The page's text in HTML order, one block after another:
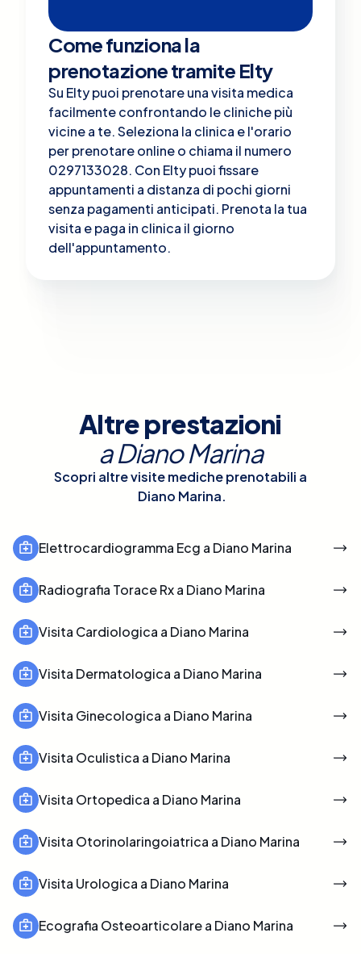
Come funziona la
prenotazione tramite Elty
Su Elty puoi prenotare una visita medica
facilmente confrontando le cliniche più
vicine a te. Seleziona la clinica e l'orario
per prenotare online o chiama il numero
0297133028. Con Elty puoi fissare
appuntamenti a distanza di pochi giorni
senza pagamenti anticipati. Prenota la tua
visita e paga in clinica il giorno
dell'appuntamento.
Altre prestazioni
aDiano Marina
Scopri altre visite mediche prenotabili a
Diano Marina.
Elettrocardiogramma Ecg a Diano Marina
Radiografia Torace Rx a Diano Marina
Visita Cardiologica a Diano Marina
Visita Dermatologica a Diano Marina
Visita Ginecologica a Diano Marina
Visita Oculistica a Diano Marina
Visita Ortopedica a Diano Marina
Visita Otorinolaringoiatrica a Diano Marina
Visita Urologica a Diano Marina
Ecografia Osteoarticolare a Diano Marina